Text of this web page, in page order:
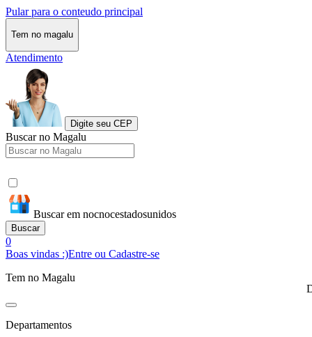
Pular para o conteudo principal
Tem no magalu
Atendimento
Digite seu CEP
Buscar no Magalu
Buscar em nocnocestadosunidos
Buscar
0
Boas vindas :)Entre ou Cadastre-se
Tem no Magalu
Departamentos